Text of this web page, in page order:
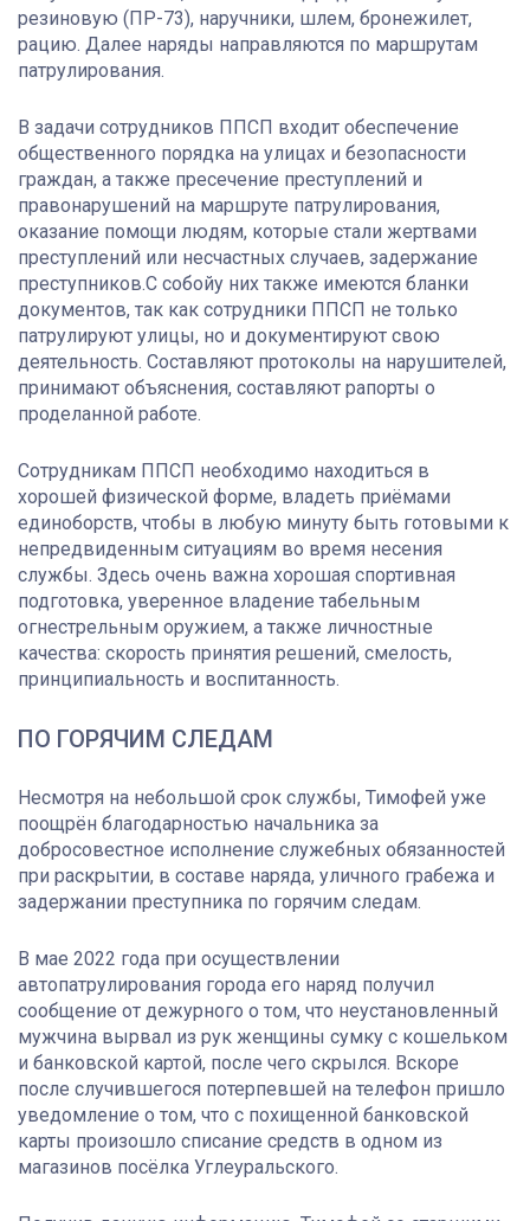
резиновую (ПР-73), наручники, шлем, бронежилет,
рацию. Далее наряды направляются по маршрутам
патрулирования.
В задачи сотрудников ППСП входит обеспечение
общественного порядка на улицах и безопасности
граждан, а также пресечение преступлений и
правонарушений на маршруте патрулирования,
оказание помощи людям, которые стали жертвами
преступлений или несчастных случаев, задержание
преступников.С собойу них также имеются бланки
документов, так как сотрудники ППСП не только
патрулируют улицы, но и документируют свою
деятельность. Составляют протоколы на нарушителей,
принимают объяснения, составляют рапорты о
проделанной работе.
Сотрудникам ППСП необходимо находиться в
хорошей физической форме, владеть приёмами
единоборств, чтобы в любую минуту быть готовыми к
непредвиденным ситуациям во время несения
службы. Здесь очень важна хорошая спортивная
подготовка, уверенное владение табельным
огнестрельным оружием, а также личностные
качества: скорость принятия решений, смелость,
принципиальность и воспитанность.
ПО ГОРЯЧИМ СЛЕДАМ
Несмотря на небольшой срок службы, Тимофей уже
поощрён благодарностью начальника за
добросовестное исполнение служебных обязанностей
при раскрытии, в составе наряда, уличного грабежа и
задержании преступника по горячим следам.
В мае 2022 года при осуществлении
автопатрулирования города его наряд получил
сообщение от дежурного о том, что неустановленный
мужчина вырвал из рук женщины сумку с кошельком
и банковской картой, после чего скрылся. Вскоре
после случившегося потерпевшей на телефон пришло
уведомление о том, что с похищенной банковской
карты произошло списание средств в одном из
магазинов посёлка Углеуральского.